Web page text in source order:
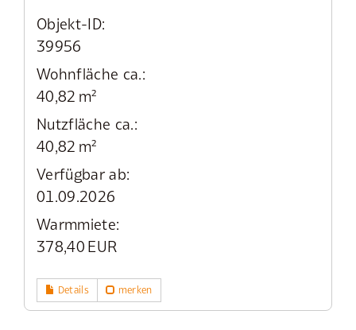
Objekt-ID:
39956
Wohnfläche ca.:
40,82 m²
Nutzfläche ca.:
40,82 m²
Verfügbar ab:
01.09.2026
Warmmiete:
378,40 EUR
Details merken